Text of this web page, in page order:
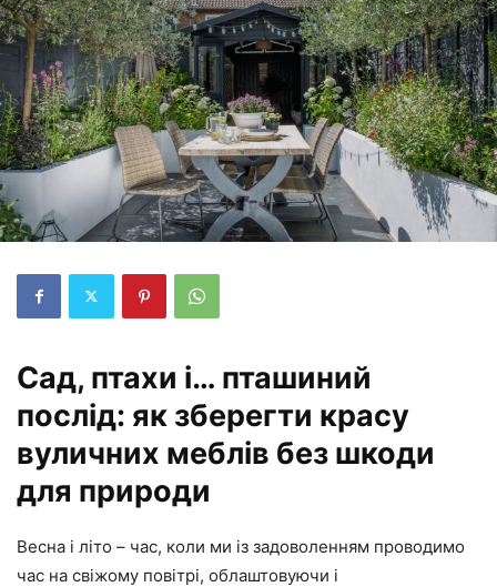
Сад, птахи і… пташиний
послід: як зберегти красу
вуличних меблів без шкоди
для природи
Весна і літо – час, коли ми із задоволенням проводимо
час на свіжому повітрі, облаштовуючи і